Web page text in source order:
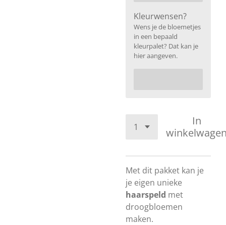
Kleurwensen?
Wens je de bloemetjes
in een bepaald
kleurpalet? Dat kan je
hier aangeven.
In
Met dit pakket kan je
je eigen unieke
haarspeld met
droogbloemen
maken.